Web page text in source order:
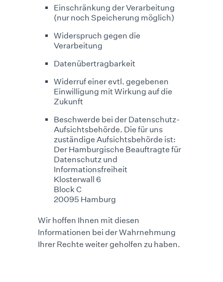
Einschränkung der Verarbeitung
(nur noch Speicherung möglich)
Widerspruch gegen die
Verarbeitung
Datenübertragbarkeit
Widerruf einer evtl. gegebenen
Einwilligung mit Wirkung auf die
Zukunft
Beschwerde bei der Datenschutz-
Aufsichtsbehörde. Die für uns
zuständige Aufsichtsbehörde ist:
Der Hamburgische Beauftragte für
Datenschutz und
Informationsfreiheit
Klosterwall 6
Block C
20095 Hamburg
Wir hoffen Ihnen mit diesen
Informationen bei der Wahrnehmung
Ihrer Rechte weiter geholfen zu haben.